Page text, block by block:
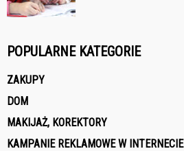
POPULARNE KATEGORIE
ZAKUPY
DOM
MAKIJAŻ, KOREKTORY
KAMPANIE REKLAMOWE W INTERNECIE